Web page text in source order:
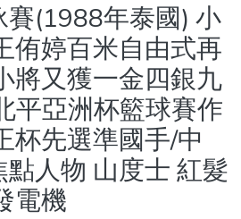
(1988年泰國) 小
侑婷百米自由式再
將又獲一金四銀九
平亞洲杯籃球賽作
杯先選準國手/中
人物 山度士 紅髮
電機